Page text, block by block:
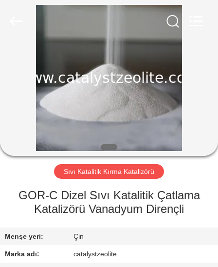
ÜRÜNLER
HAKKIMIZDA
FABRIKA
TURU
KALITE
KONTROL
BIZE
ULAŞIN
Sıvı Katalitik Kırma Katalizörü
GOR-C Dizel Sıvı Katalitik Çatlama
Katalizörü Vanadyum Dirençli
Menşe yeri: Çin
Marka adı: catalystzeolite